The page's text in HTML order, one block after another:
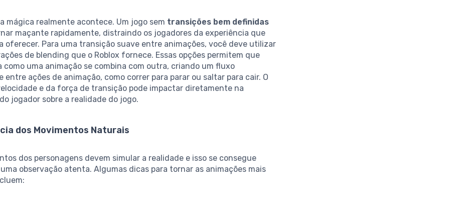
mágica realmente acontece. Um jogo sem transições bem definidas
maçante rapidamente, distraindo os jogadores da experiência que
oferecer. Para uma transição suave entre animações, você deve utilizar
de blending que o Roblox fornece. Essas opções permitem que
como uma animação se combina com outra, criando um fluxo
entre ações de animação, como correr para parar ou saltar para cair. O
e da força de transição pode impactar diretamente na
jogador sobre a realidade do jogo.
dos Movimentos Naturais
dos personagens devem simular a realidade e isso se consegue
observação atenta. Algumas dicas para tornar as animações mais